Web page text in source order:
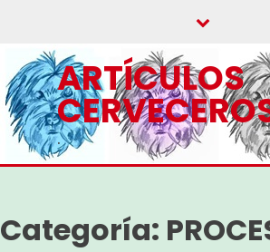
contenido
ARTÍCULOS
.
Categoría: